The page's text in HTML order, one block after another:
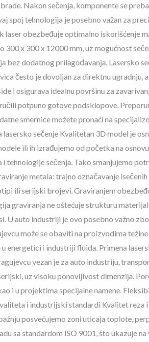
Nakon sečenja, komponente se
spoj tehnologija je posebno važan za
laser obezbeđuje optimalno iskorišćenje
x 300 x 12000 mm, uz mogućnost
dodatnog prilagođavanja. Lasersko
često je dovoljan za direktnu ugradnju,
i osigurava idealnu površinu za
potpuno gotove podsklopove.
smernice možete pronaći na
sečenje Kvalitetan 3D model je
ili ih izrađujemo od početka na
tehnologije sečenja. Tako smanjujemo
metala: trajno označavanje
ili serijski brojevi. Graviranjem
graviranja ne oštećuje strukturu
U auto industriji je ovo posebno važno
može se obaviti na proizvodima
energetici i industriji fluida. Primena
vezan je za auto industriju,
uz visoku ponovljivost dimenzija.
i u projektima specijalne namene.
i industrijski standardi Kvalitet reza
posvećujemo zoni uticaja toplote,
sa standardom ISO 9001, što ukazuje